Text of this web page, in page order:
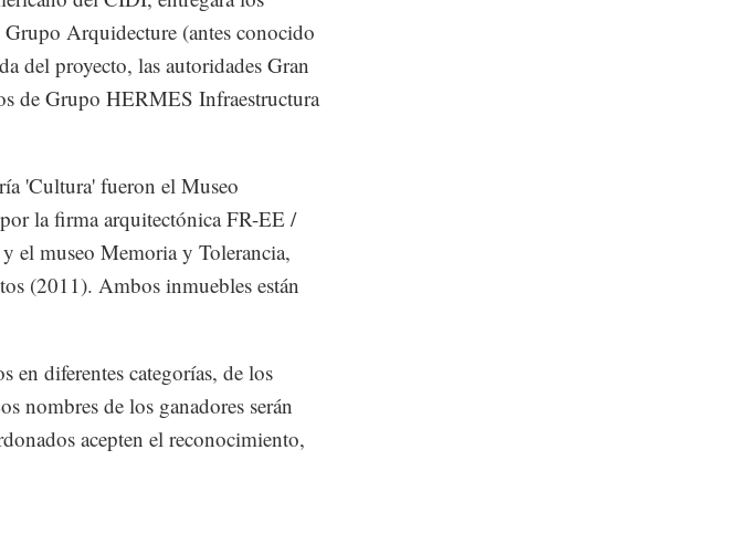
Arquidecture (antes conocido
del proyecto, las autoridades Gran
de Grupo HERMES Infraestructura
'Cultura' fueron el Museo
la firma arquitectónica FR-EE /
el museo Memoria y Tolerancia,
(2011). Ambos inmuebles están
en diferentes categorías, de los
nombres de los ganadores serán
acepten el reconocimiento,